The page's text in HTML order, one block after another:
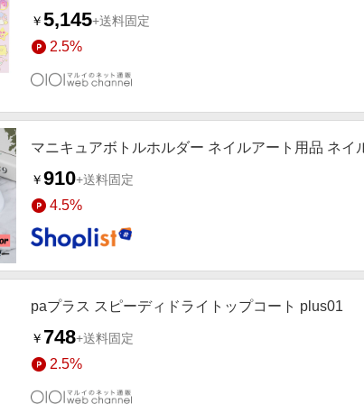
￥5,145+送料固定
2.5%
マニキュアボトルホルダー ネイルアート用品 ネイ
￥910+送料固定
4.5%
paプラス スピーディドライトップコート plus01
￥ 748+送料固定
2.5%